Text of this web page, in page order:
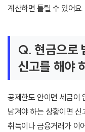
계산하면 틀릴 수 있어요.
Q. 현금으로
신고를 해야
공제한도 안이면 세금이
남겨야 하는 상황이면
취득이나 금융거래가 이